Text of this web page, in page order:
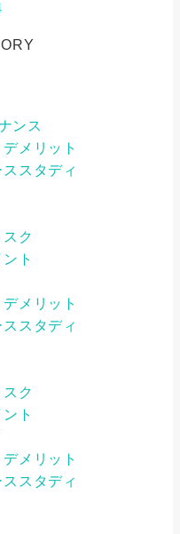
ンス
メリット
スタディ
ク
ト
メリット
スタディ
ク
ト
メリット
スタディ